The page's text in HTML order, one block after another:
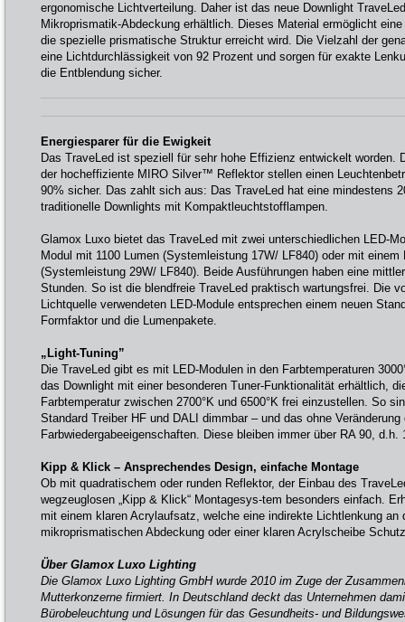
ergonomische Lichtverteilung. Daher ist das neue Downlight
Mikroprismatik-Abdeckung erhältlich. Dieses Material ermöglicht
die spezielle prismatische Struktur erreicht wird. Die Vielzahl der
eine Lichtdurchlässigkeit von 92 Prozent und sorgen für exakte
die Entblendung sicher.
Energiesparer für die Ewigkeit
Das TraveLed ist speziell für sehr hohe Effizienz entwickelt worden.
der hocheffiziente MIRO Silver™ Reflektor stellen einen
90% sicher. Das zahlt sich aus: Das TraveLed hat eine mindestens
traditionelle Downlights mit Kompaktleuchtstofflampen.
Glamox Luxo bietet das TraveLed mit zwei unterschiedlichen LED-
Modul mit 1100 Lumen (Systemleistung 17W/ LF840) oder mit einem
(Systemleistung 29W/ LF840). Beide Ausführungen haben eine
Stunden. So ist die blendfreie TraveLed praktisch wartungsfrei. Die
Lichtquelle verwendeten LED-Module entsprechen einem neuen
Formfaktor und die Lumenpakete.
„Light-Tuning”
Die TraveLed gibt es mit LED-Modulen in den Farbtemperaturen
das Downlight mit einer besonderen Tuner-Funktionalität erhältlich,
Farbtemperatur zwischen 2700°K und 6500°K frei einzustellen. So
Standard Treiber HF und DALI dimmbar – und das ohne Veränderung
Farbwiedergabeeigenschaften. Diese bleiben immer über RA 90, d.h.
Kipp & Klick – Ansprechendes Design, einfache Montage
Ob mit quadratischem oder runden Reflektor, der Einbau des
wegzeuglosen „Kipp & Klick“ Montagesys-tem besonders einfach.
mit einem klaren Acrylaufsatz, welche eine indirekte Lichtlenkung an
mikroprismatischen Abdeckung oder einer klaren Acrylscheibe
Über Glamox Luxo Lighting
Die Glamox Luxo Lighting GmbH wurde 2010 im Zuge der
Mutterkonzerne firmiert. In Deutschland deckt das Unternehmen
Bürobeleuchtung und Lösungen für das Gesundheits- und